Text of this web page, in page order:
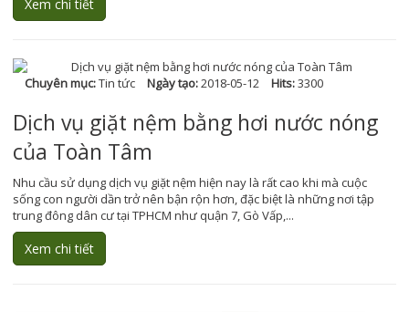
Xem chi tiết
Chuyên mục:Tin tức Ngày tạo:2018-05-12 Hits:3300
Dịch vụ giặt nệm bằng hơi nước nóng
của Toàn Tâm
Nhu cầu sử dụng dịch vụ giặt nệm hiện nay là rất cao khi mà cuộc
sống con người dần trở nên bận rộn hơn, đặc biệt là những nơi tập
trung đông dân cư tại TPHCM như quận 7, Gò Vấp,...
Xem chi tiết